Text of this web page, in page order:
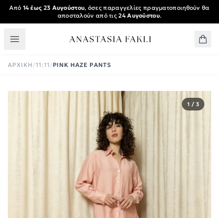
Skip to main content
Από 14 έως 23 Αυγούστου, όσες παραγγελίες πραγματοποιηθούν θα
αποσταλούν από τις24 Αυγούστου.
ΑΡΧΙΚΉ /11:11 /PINK HAZE PANTS
1 / 3